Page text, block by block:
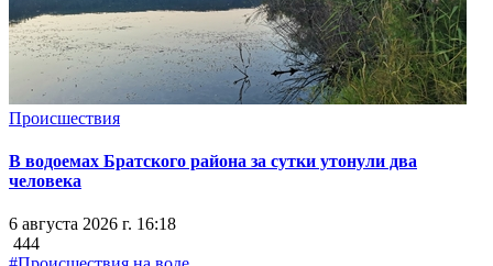
Происшествия
В водоемах Братского района за сутки утонули два
человека
6 августа 2026 г. 16:18
444